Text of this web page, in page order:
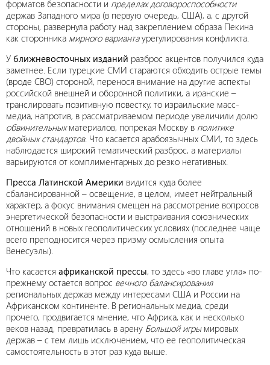
форматов безопасности и пределах договороспособности
держав Западного мира (в первую очередь, США), а, с другой
стороны, развернула работу над закреплением образа Пекина
как сторонника мирного вариантаурегулирования конфликта.
У ближневосточных изданий разброс акцентов получился куда
заметнее. Если турецкие СМИ стараются обходить острые темы
(вроде СВО) стороной, перенося внимание на другие аспекты
российской внешней и оборонной политики, а иранские –
транслировать позитивную повестку, то израильские масс-
медиа, напротив, в рассматриваемом периоде увеличили долю
обвинительныхматериалов, попрекая Москву в политике
двойных стандартов. Что касается арабоязычных СМИ, то здесь
наблюдается широкий тематический разброс, а материалы
варьируются от комплиментарных до резко негативных.
Пресса Латинской Америки видится куда более
сбалансированной – освещение, в целом, имеет нейтральный
характер, а фокус внимания смещен на рассмотрение вопросов
энергетической безопасности и выстраивания союзнических
отношений в новых геополитических условиях (последнее чаще
всего преподносится через призму осмысления опыта
Венесуэлы).
Что касается африканской прессы, то здесь «во главе угла» по-
прежнему остается вопрос вечного балансирования
региональных держав между интересами США и России на
Африканском континенте. В региональных медиа, среди
прочего, продвигается мнение, что Африка, как и несколько
веков назад, превратилась в арену Большой игрымировых
держав – с тем лишь исключением, что ее геополитическая
самостоятельность в этот раз куда выше.